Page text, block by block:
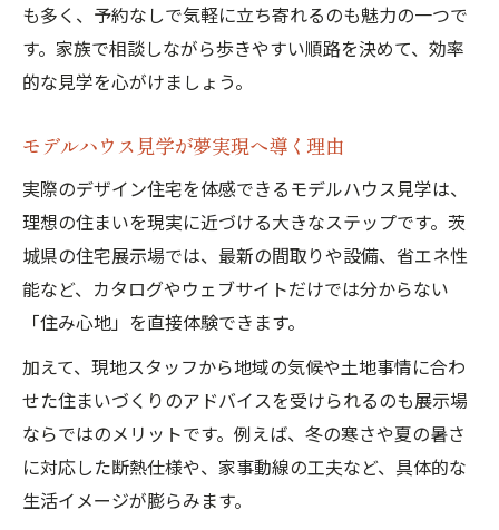
も多く、予約なしで気軽に立ち寄れるのも魅力の一つで
す。家族で相談しながら歩きやすい順路を決めて、効率
的な見学を心がけましょう。
モデルハウス見学が夢実現へ導く理由
実際のデザイン住宅を体感できるモデルハウス見学は、
理想の住まいを現実に近づける大きなステップです。茨
城県の住宅展示場では、最新の間取りや設備、省エネ性
能など、カタログやウェブサイトだけでは分からない
「住み心地」を直接体験できます。
加えて、現地スタッフから地域の気候や土地事情に合わ
せた住まいづくりのアドバイスを受けられるのも展示場
ならではのメリットです。例えば、冬の寒さや夏の暑さ
に対応した断熱仕様や、家事動線の工夫など、具体的な
生活イメージが膨らみます。